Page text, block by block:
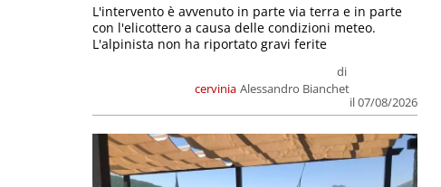
cervinia
di
Alessandro Bianchet
il 07/08/2026
L'intervento è avvenuto in parte via terra e in parte
con l'elicottero a causa delle condizioni meteo.
L'alpinista non ha riportato gravi ferite